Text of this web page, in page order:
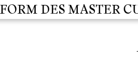
DES MASTER